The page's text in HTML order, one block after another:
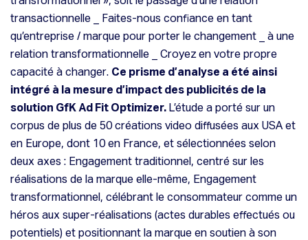
transactionnelle _ Faites-nous confiance en tant
qu’entreprise / marque pour porter le changement _ à une
relation transformationnelle _ Croyez en votre propre
capacité à changer. Ce prisme d’analyse a été ainsi
intégré à la mesure d’impact des publicités de la
solution GfK Ad Fit Optimizer.L’étude a porté sur un
corpus de plus de 50 créations video diffusées aux USA et
en Europe, dont 10 en France, et sélectionnées selon
deux axes : Engagement traditionnel, centré sur les
réalisations de la marque elle-même, Engagement
transformationnel, célébrant le consommateur comme un
héros aux super-réalisations (actes durables effectués ou
potentiels) et positionnant la marque en soutien à son